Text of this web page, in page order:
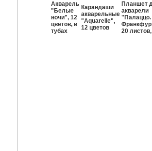
Акварель
"Белые
ночи", 12
цветов, в
тубах
Карандаши
акварельные
"Aquarelle",
12 цветов
Планшет
акварели
"Палаццо.
20